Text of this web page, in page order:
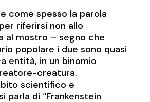
come spesso la parola
riferirsi non allo
al mostro – segno che
popolare i due sono quasi
entità, in un binomio
creatura.
scientifico e
parla di “Frankenstein